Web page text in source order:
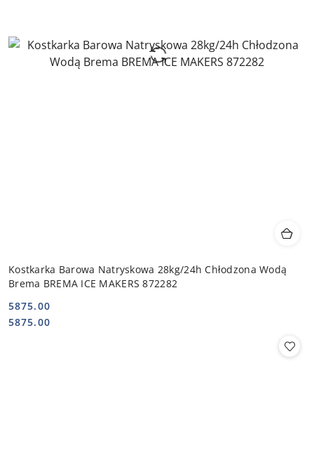
Kostkarka Barowa Natryskowa 28kg/24h Chłodzona Wodą
Brema BREMA ICE MAKERS 872282
Cena:
5875.00
Cena:
5875.00